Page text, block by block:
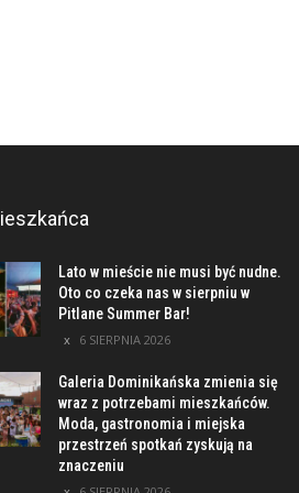
Lato w mieście nie musi być nudne.
Oto co czeka nas w sierpniu w
Pitlane Summer Bar!
6 SIERPNIA 2026
Galeria Dominikańska zmienia się
wraz z potrzebami mieszkańców.
Moda, gastronomia i miejska
przestrzeń spotkań zyskują na
znaczeniu